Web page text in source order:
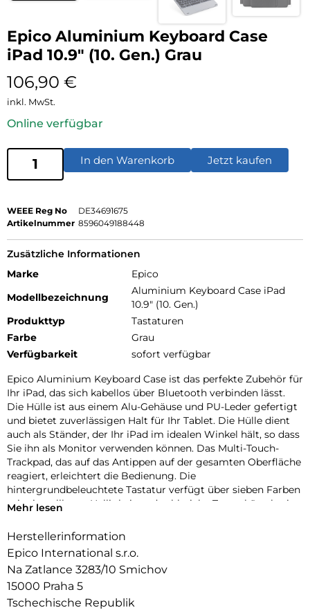
Epico Aluminium Keyboard Case
iPad 10.9″ (10. Gen.) Grau
106,90 €
inkl. MwSt.
Online verfügbar
In den Warenkorb Jetzt kaufen
WEEE Reg No
DE34691675
Artikelnummer 8596049188448
Zusätzliche Informationen
Marke
Epico
Modellbezeichnung
Aluminium Keyboard Case iPad
10.9" (10. Gen.)
Produkttyp
Tastaturen
Farbe
Grau
Verfügbarkeit
sofort verfügbar
Epico Aluminium Keyboard Case ist das perfekte Zubehör für
Ihr iPad, das sich kabellos über Bluetooth verbinden lässt.
Die Hülle ist aus einem Alu-Gehäuse und PU-Leder gefertigt
und bietet zuverlässigen Halt für Ihr Tablet. Die Hülle dient
auch als Ständer, der Ihr iPad im idealen Winkel hält, so dass
Sie ihn als Monitor verwenden können. Das Multi-Touch-
Trackpad, das auf das Antippen auf der gesamten Oberfläche
reagiert, erleichtert die Bedienung. Die
hintergrundbeleuchtete Tastatur verfügt über sieben Farben
mit einstellbarer Helligkeit und zahlreiche Tastenkürzel, wie
lange Akkulaufzeit (bis zu 3 Monate im Standby-Modus) und
USB-C auf USB-C-Kabel.
Mehr lesen
Herstellerinformation
Epico International s.r.o.
Na Zatlance 3283/10 Smichov
15000 Praha 5
Tschechische Republik